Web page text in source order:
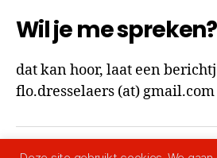
Wil je me spreken?
dat kan hoor, laat een
flo.dresselaers (at) gmail.com